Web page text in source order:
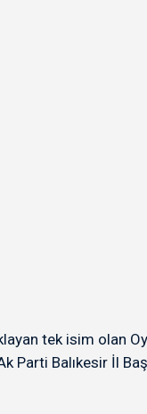
tek isim olan
Parti Balıkesir İl